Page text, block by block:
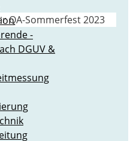
DGUV &
QA-Sommerfest 2023